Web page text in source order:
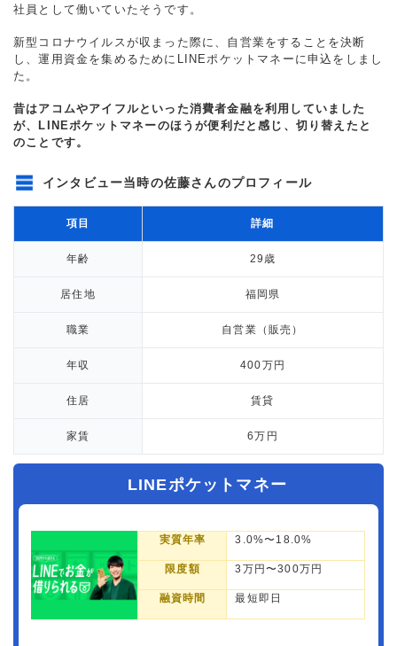
社員として働いていたそうです。
新型コロナウイルスが収まった際に、自営業をすることを決断
し、運用資金を集めるためにLINEポケットマネーに申込をしまし
た。
昔はアコムやアイフルといった消費者金融を利用していました
が、LINEポケットマネーのほうが便利だと感じ、切り替えたと
のことです。
インタビュー当時の佐藤さんのプロフィール
項目 詳細
年齢 29歳
居住地 福岡県
職業 自営業（販売）
年収 400万円
住居 賃貸
家賃 6万円
LINEポケットマネー
実質年率 3.0%〜18.0%
限度額 3万円〜300万円
融資時間 最短即日